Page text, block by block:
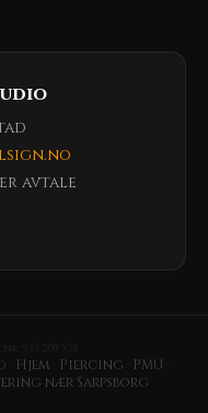
avtale
Hjem Piercing PMU
nær Sarpsborg